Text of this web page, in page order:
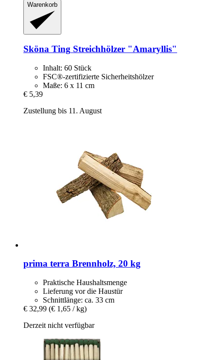
Warenkorb
Sköna Ting Streichhölzer "Amaryllis"
Inhalt: 60 Stück
FSC®-zertifizierte Sicherheitshölzer
Maße: 6 x 11 cm
€ 5,39
Zustellung bis 11. August
prima terra Brennholz, 20 kg
Praktische Haushaltsmenge
Lieferung vor die Haustür
Schnittlänge: ca. 33 cm
€ 32,99 (€ 1,65 / kg)
Derzeit nicht verfügbar